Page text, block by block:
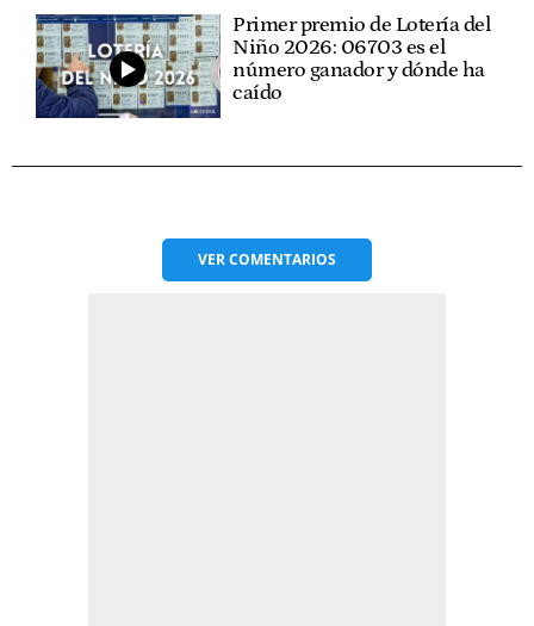
Primer premio de Lotería del
Niño 2026: 06703 es el
número ganador y dónde ha
caído
VERCOMENTARIOS